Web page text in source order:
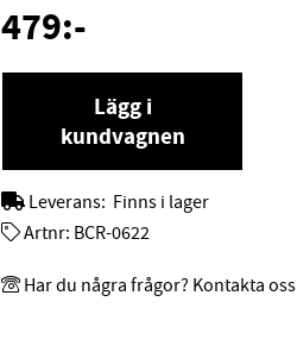
479:-
Lägg i
kundvagnen
Leverans: Finns i lager
Artnr: BCR-0622
Har du några frågor? Kontakta oss